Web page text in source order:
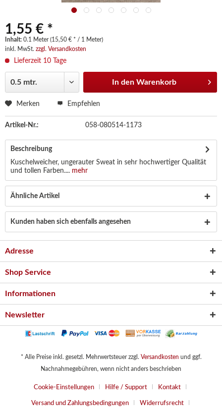
1,55 € *
Inhalt: 0.1 Meter (15,50 € * / 1 Meter)
inkl. MwSt. zzgl. Versandkosten
Lieferzeit 10 Tage
In den Warenkorb
Merken Empfehlen
Artikel-Nr.: 058-080514-1173
Beschreibung
Kuschelweicher, ungerauter Sweat in sehr hochwertiger Qualität
und tollen Farben.... mehr
Ähnliche Artikel
Kunden haben sich ebenfalls angesehen
Adresse
Shop Service
Informationen
Newsletter
* Alle Preise inkl. gesetzl. Mehrwertsteuer zzgl. Versandkosten und ggf.
Nachnahmegebühren, wenn nicht anders beschrieben
Cookie-Einstellungen Hilfe / Support Kontakt
Versand und Zahlungsbedingungen Widerrufsrecht